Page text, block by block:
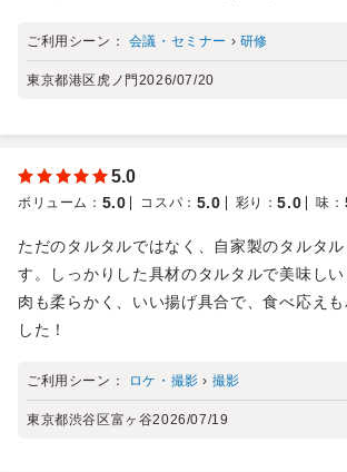
ご利用シーン： 会議・セミナー › 研修
東京都港区虎ノ門2026/07/20
5.0
ボリューム ： 5.0 コスパ ： 5.0 彩り ：5.0 味 ：
ただのタルタルではなく、自家製のタルタ
す。しっかりした具材のタルタルで美味し
肉も柔らかく、いい揚げ具合で、食べ応え
した！
ご利用シーン： ロケ・撮影 › 撮影
東京都渋谷区富ヶ谷2026/07/19